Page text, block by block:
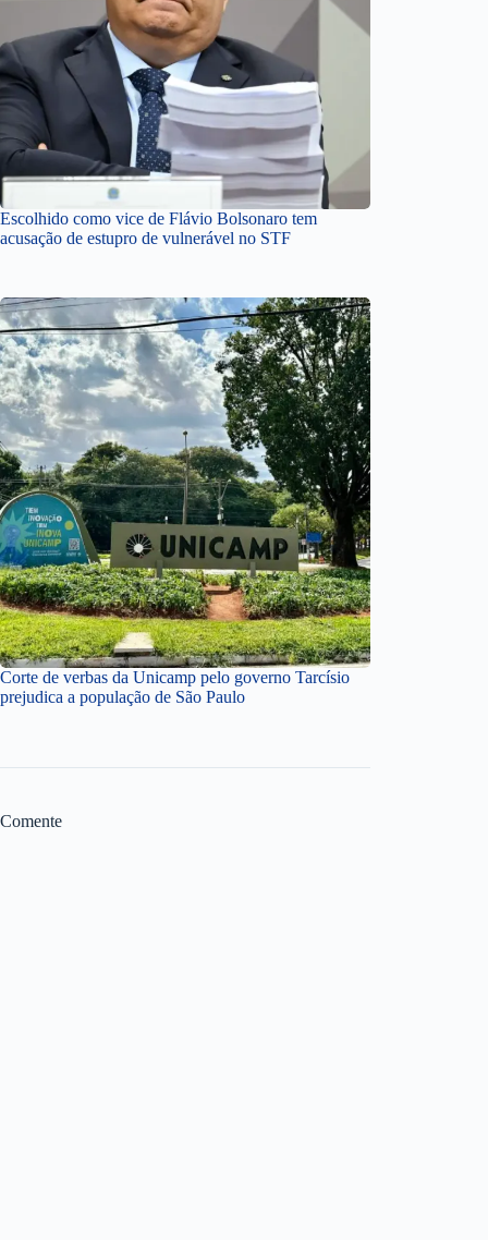
Escolhido como vice de Flávio Bolsonaro tem
acusação de estupro de vulnerável no STF
Corte de verbas da Unicamp pelo governo Tarcísio
prejudica a população de São Paulo
Comente